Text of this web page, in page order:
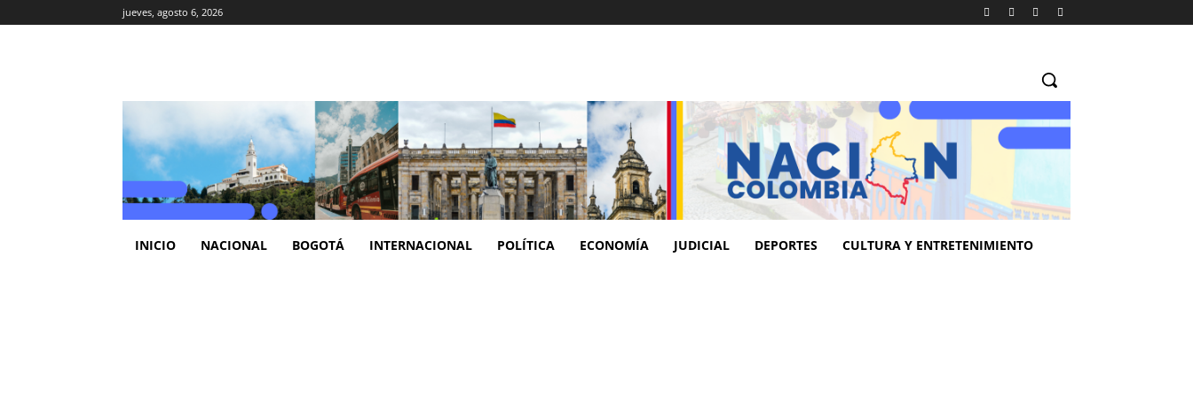
jueves, agosto 6, 2026
INICIO NACIONAL BOGOTÁ INTERNACIONAL POLÍTICA ECONOMÍA JUDICIAL DEPORTES CULTURA Y ENTRETENIMIENTO